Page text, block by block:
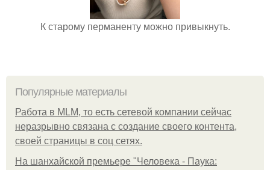
К старому перманенту можно привыкнуть.
Популярные материалы
Работа в MLM, то есть сетевой компании сейчас
неразрывно связана с создание своего контента,
своей страницы в соц сетях.
На шанхайской премьере "Человека - Паука: